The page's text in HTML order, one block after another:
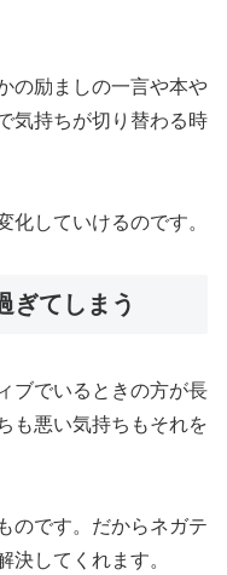
の励ましの一言や本や
気持ちが切り替わる時
化していけるのです。
ぎてしまう
ブでいるときの方が長
も悪い気持ちもそれを
のです。だからネガテ
決してくれます。